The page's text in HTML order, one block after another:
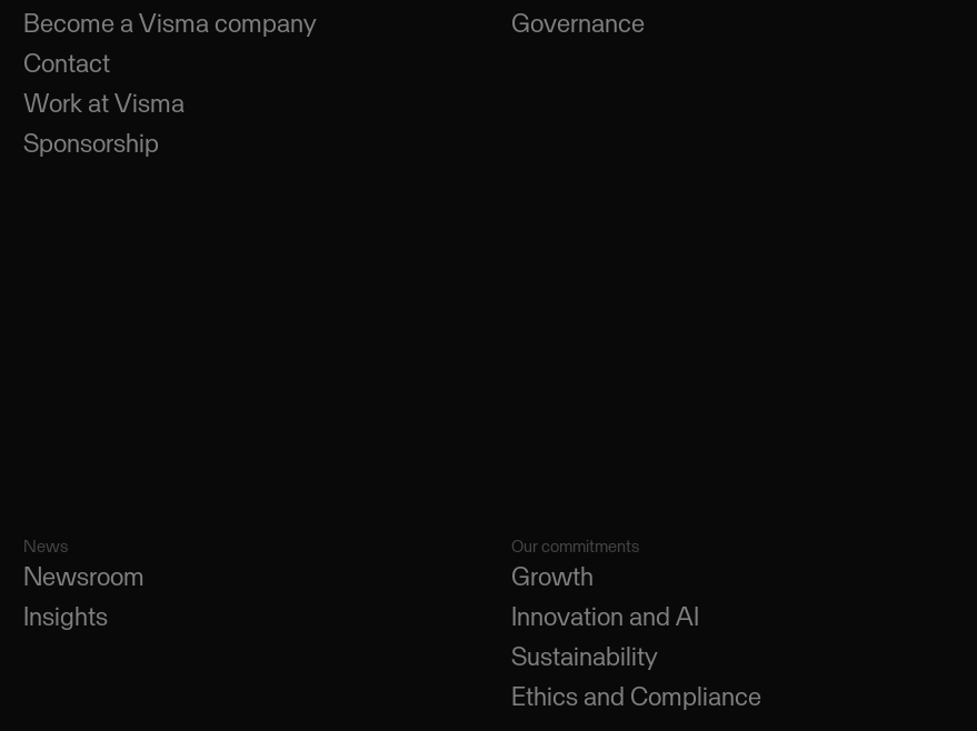
Become a Visma company
Contact
Work at Visma
Sponsorship
Governance
News
Newsroom
Insights
Our commitments
Growth
Innovation and AI
Sustainability
Ethics and Compliance